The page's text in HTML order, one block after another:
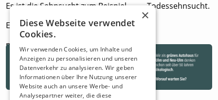
Es ist die Sehnsucht zum Beispiel. …… Todessehnsucht.
Ein Comedy-Kabarett
mit Michael Schild und Helga Kessler
×
Diese Webseite verwendet
Cookies.
Wir verwenden Cookies, um Inhalte und
Anzeigen zu personalisieren und unseren
Datenverkehr zu analysieren. Wir geben
Informationen über Ihre Nutzung unserer
Website auch an unsere Werbe- und
Analysepartner weiter, die diese